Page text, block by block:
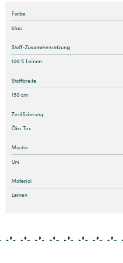
Farbe
blau
Stoff-Zusammensetzung
100 % Leinen
Stoffbreite
150 cm
Zertifizierung
Öko-Tex
Muster
Uni
Material
Leinen